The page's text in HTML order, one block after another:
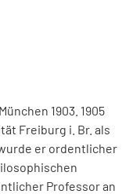
1903. 1905
Freiburg i. Br. als
er ordentlicher
Professor an